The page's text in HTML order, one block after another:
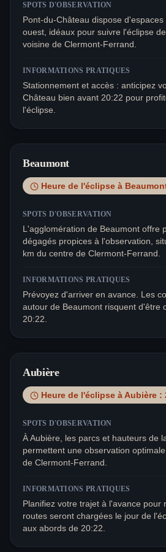
SPOTS D'OBSERVATION
Pont-du-Château dispose
ouest, idéaux pour suivre l'éclipse
voisine de Clermont-Ferrand.
INFORMATIONS PRATIQUES
Stationnement et accès : anticipez
Château bien avant 20:22 pour
l'éclipse.
Beaumont
Heure de l'éclipse à
SPOTS D'OBSERVATION
L'agglomération de Beaumont offre
dégagés propices à l'observation,
km du centre de Clermont-Ferrand.
INFORMATIONS PRATIQUES
Prévoyez d'arriver en avance. Les
autour de Beaumont risquent d'être
20:22.
Aubière
Heure de l'éclipse à Aubière :
SPOTS D'OBSERVATION
À Aubière, les parcs et hauteurs de
permettent une observation
de Clermont-Ferrand.
INFORMATIONS PRATIQUES
Planifiez votre trajet à l'avance pour
routes seront chargées le jour de
aux abords de 20:22.